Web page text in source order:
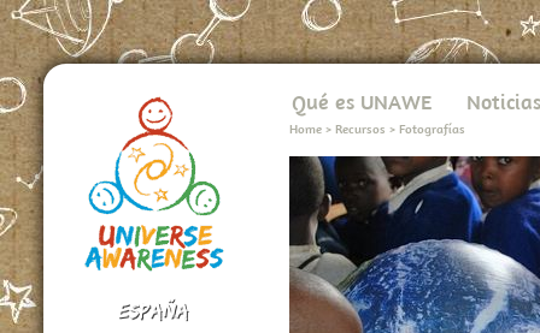
Qué es UNAWE Noticias
Home > Recursos > Fotografías